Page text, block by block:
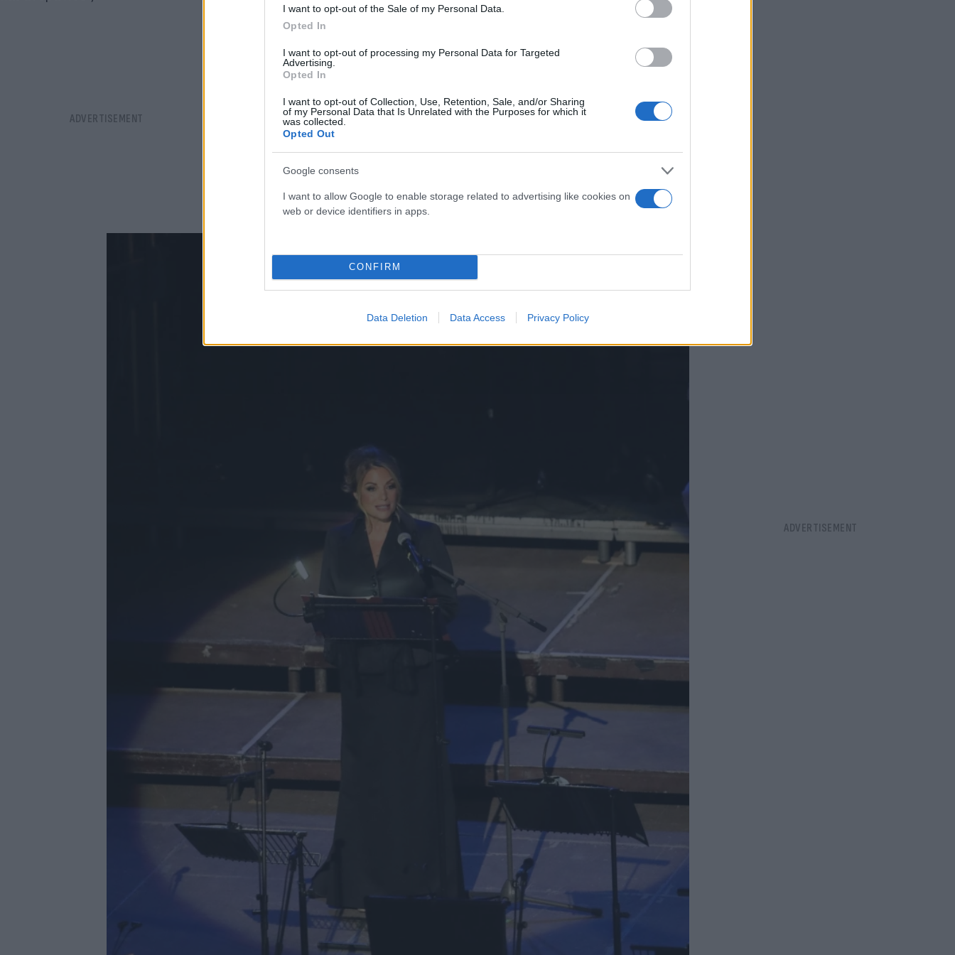
I want to opt-out of the Sale of my Personal Data.
Opted In
I want to opt-out of processing my Personal Data for Targeted
Advertising.
Opted In
I want to opt-out of Collection, Use, Retention, Sale, and/or Sharing
of my Personal Data that Is Unrelated with the Purposes for which it
was collected.
Opted Out
Google consents
I want to allow Google to enable storage related to advertising like cookies on
web or device identifiers in apps.
CONFIRM
Data Deletion Data Access Privacy Policy